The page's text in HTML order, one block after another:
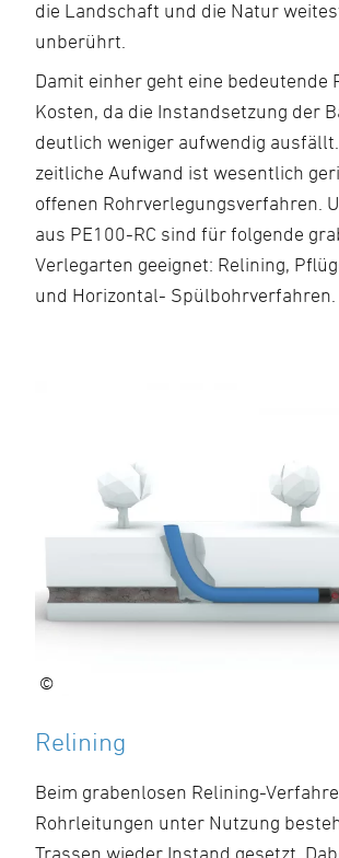
die Landschaft und die Natur
unberührt.
Damit einher geht eine bedeutende
Kosten, da die Instandsetzung der
deutlich weniger aufwendig
zeitliche Aufwand ist wesentlich
offenen Rohrverlegungsverfahren.
aus PE100-RC sind für folgende
Verlegarten geeignet: Relining,
und Horizontal- Spülbohrverfahren.
©
Relining
Beim grabenlosen Relining-
Rohrleitungen unter Nutzung
Trassen wieder Instand gesetzt.